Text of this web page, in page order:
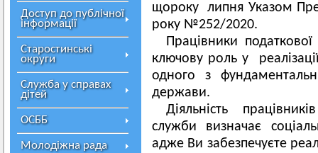
Доступ до публічної
інформації
Старостинські
округи
Служба у справах
дітей
ОСББ
Молодіжна рада
щороку липня Указом
року №252/2020.
Працівники
ключову роль у
одного з
держави.
Діяльність
служби визначає
адже Ви забезпечуєте